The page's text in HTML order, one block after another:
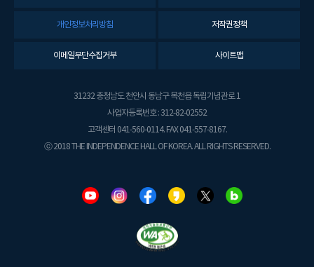
개인정보처리방침 저작권정책
이메일무단수집거부 사이트맵
31232 충청남도 천안시 동남구 목천읍 독립기념관로 1
사업자등록번호 : 312-82-02552
고객센터 041-560-0114. FAX 041-557-8167.
ⓒ 2018 THE INDEPENDENCE HALL OF KOREA. ALL RIGHTS RESERVED.